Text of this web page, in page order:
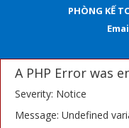
PHÒNG KẾ
A PHP Error was
Severity: Notice
Message: Undefined